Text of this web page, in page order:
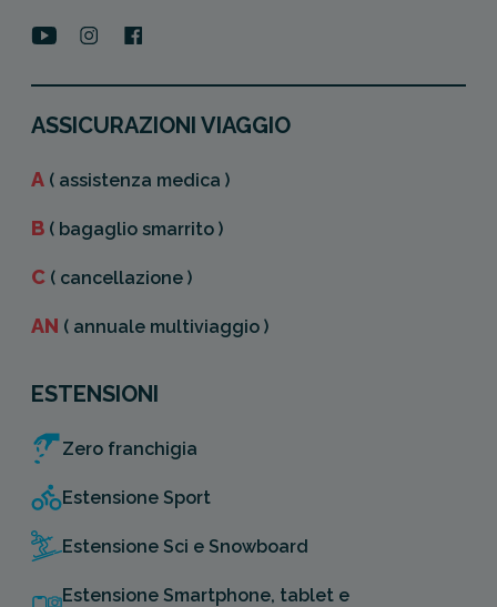
ASSICURAZIONI VIAGGIO
A ( assistenza medica )
B ( bagaglio smarrito )
C ( cancellazione )
AN ( annuale multiviaggio )
ESTENSIONI
Zero franchigia
Estensione Sport
Estensione Sci e Snowboard
Estensione Smartphone, tablet e